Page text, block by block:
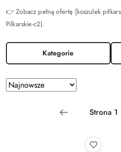
👉 Zobacz pełną ofertę [koszulek
Pilkarskie-c2).
Kategorie
Zastosowano
sortowanie:
Sortuj
według